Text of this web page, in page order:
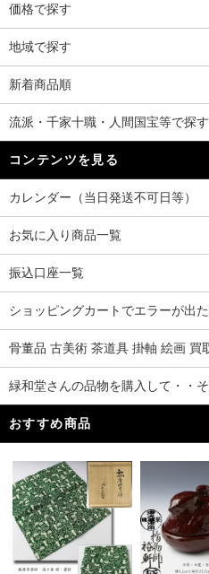
価格で探す
地域で探す
新着商品順
流派・千家十職・人間国宝等で探す
コンテンツを見る
カレンダー（当日発送不可日等）
お気に入り商品一覧
振込口座一覧
ショッピングカートでエラーが出
骨董品 古美術 茶道具 掛軸 絵画 買
緑和堂さんの品物を購入して・・
おすすめ商品